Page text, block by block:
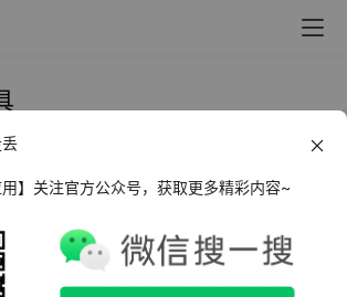
Windows IOPaint AI图像抹除工具
_1.0
2024年8月28日
】关注官方公众号，获取更多精彩内容~